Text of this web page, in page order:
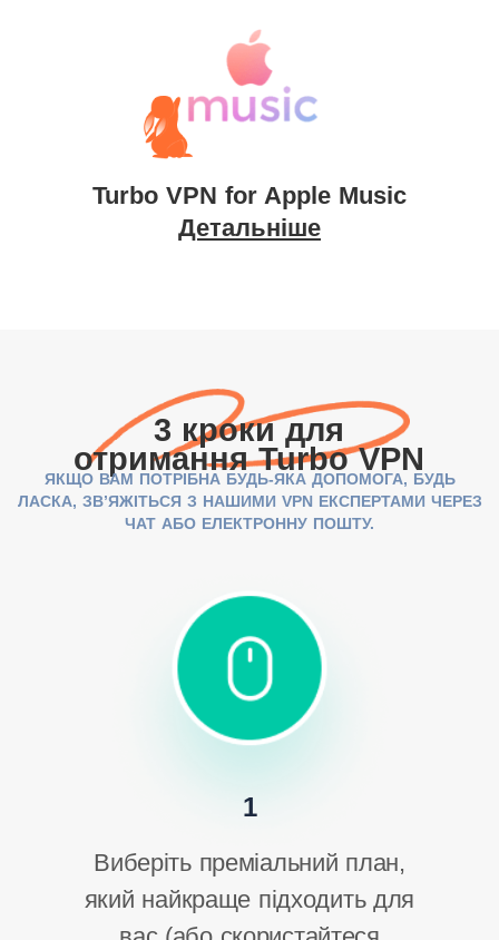
Turbo VPN for Apple Music
Детальніше
3 кроки для
отримання Turbo VPN
ЯКЩО ВАМ ПОТРІБНА БУДЬ-ЯКА ДОПОМОГА, БУДЬ
ЛАСКА, ЗВ’ЯЖІТЬСЯ З НАШИМИ VPN ЕКСПЕРТАМИ ЧЕРЕЗ
ЧАТ АБО ЕЛЕКТРОННУ ПОШТУ.
1
Виберіть преміальний план,
який найкраще підходить для